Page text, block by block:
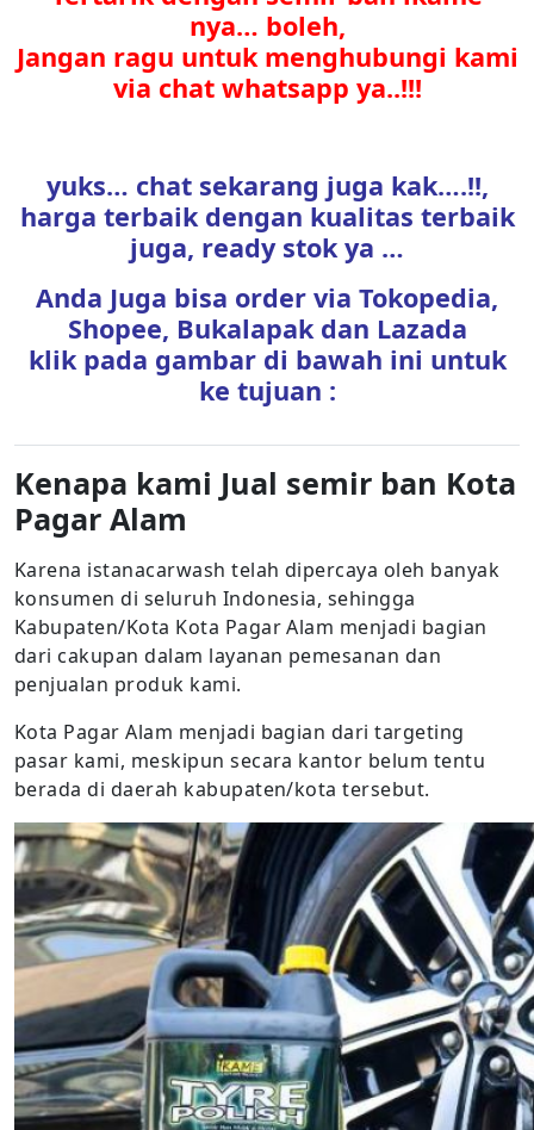
nya… boleh,
Jangan ragu untuk menghubungi kami
via chat whatsapp ya..!!!
yuks… chat sekarang juga kak….!!,
harga terbaik dengan kualitas terbaik
juga, ready stok ya …
Anda Juga bisa order via Tokopedia,
Shopee, Bukalapak dan Lazada
klik pada gambar di bawah ini untuk
ke tujuan :
Kenapa kami Jual semir ban Kota
Pagar Alam
Karena istanacarwash telah dipercaya oleh banyak
konsumen di seluruh Indonesia, sehingga
Kabupaten/Kota Kota Pagar Alam menjadi bagian
dari cakupan dalam layanan pemesanan dan
penjualan produk kami.
Kota Pagar Alam menjadi bagian dari targeting
pasar kami, meskipun secara kantor belum tentu
berada di daerah kabupaten/kota tersebut.